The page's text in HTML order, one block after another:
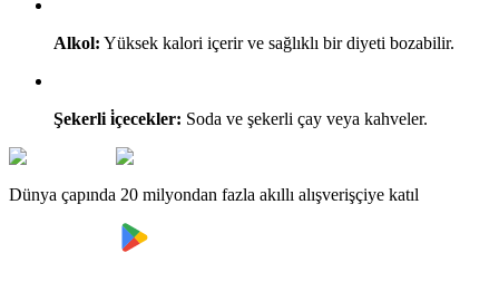
Alkol: Yüksek kalori içerir ve sağlıklı bir diyeti bozabilir.
Şekerli i̇çecekler: Soda ve şekerli çay veya kahveler.
Dünya çapında 20 milyondan fazla akıllı alışverişçiye katıl